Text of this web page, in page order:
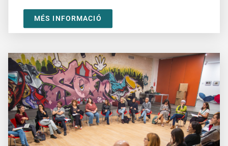
MÉS INFORMACIÓ